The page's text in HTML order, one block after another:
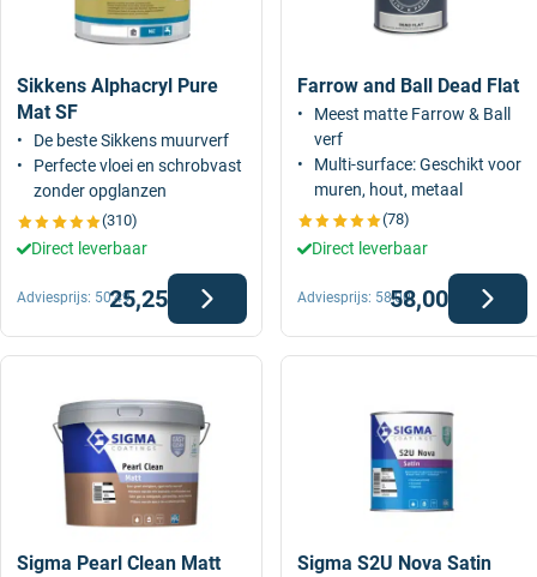
Sikkens Alphacryl Pure
Mat SF
De beste Sikkens muurverf
Perfecte vloei en schrobvast
zonder opglanzen
(310)
Direct leverbaar
25,25
Adviesprijs: 50,49
Farrow and Ball Dead Flat
Meest matte Farrow & Ball
verf
Multi-surface: Geschikt voor
muren, hout, metaal
(78)
Direct leverbaar
58,00
Adviesprijs: 58,00
Sigma Pearl Clean Matt Sigma S2U Nova Satin